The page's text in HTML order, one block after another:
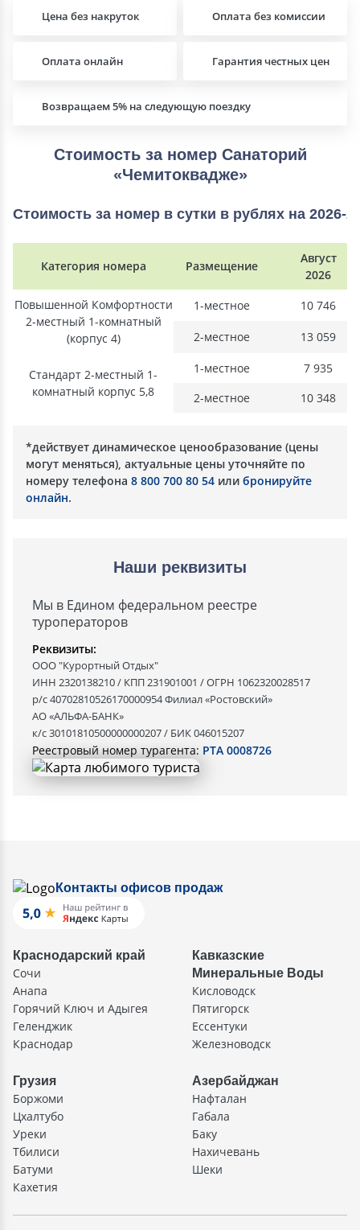
Цена без накруток Оплата без комиссии
Возвращаем 5% на следующую поездку
Оплата онлайн Гарантия честных цен
Стоимость за номер Санаторий
«Чемитоквадже»
Стоимость за номер в сутки в рублях на 2026-
Категория номера Размещение
Август
2026
Повышенной Комфортности
2-местный 1-комнатный
(корпус 4)
1-местное 10 746
2-местное 13 059
Стандарт 2-местный 1-
комнатный корпус 5,8
1-местное
7 935
2-местное
10 348
*действует динамическое ценообразование (цены
могут меняться), актуальные цены уточняйте по
номеру телефона 8 800 700 80 54 или бронируйте
онлайн.
Наши реквизиты
Мы в Едином федеральном реестре
туроператоров
Реквизиты:
ООО "Курортный Отдых"
ИНН 2320138210 / КПП 231901001 / ОГРН 1062320028517
р/с 40702810526170000954 Филиал «Ростовский»
АО «АЛЬФА-БАНК»
к/с 30101810500000000207 / БИК 046015207
Реестровый номер турагента: РТА 0008726
Контакты офисов продаж
Краснодарский край
Сочи
Анапа
Горячий Ключ и Адыгея
Геленджик
Краснодар
Кавказские
Минеральные Воды
Кисловодск
Пятигорск
Ессентуки
Железноводск
Грузия
Боржоми
Цхалтубо
Уреки
Тбилиси
Батуми
Кахетия
Азербайджан
Нафталан
Габала
Баку
Нахичевань
Шеки